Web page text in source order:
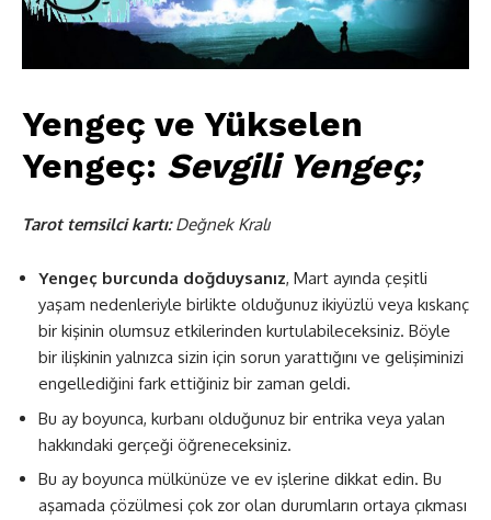
Yengeç ve Yükselen
Yengeç: Sevgili Yengeç;
Tarot temsilci kartı:Değnek Kralı
Yengeç burcunda doğduysanız, Mart ayında çeşitli
yaşam nedenleriyle birlikte olduğunuz ikiyüzlü veya kıskanç
bir kişinin olumsuz etkilerinden kurtulabileceksiniz. Böyle
bir ilişkinin yalnızca sizin için sorun yarattığını ve gelişiminizi
engellediğini fark ettiğiniz bir zaman geldi.
Bu ay boyunca, kurbanı olduğunuz bir entrika veya yalan
hakkındaki gerçeği öğreneceksiniz.
Bu ay boyunca mülkünüze ve ev işlerine dikkat edin. Bu
aşamada çözülmesi çok zor olan durumların ortaya çıkması